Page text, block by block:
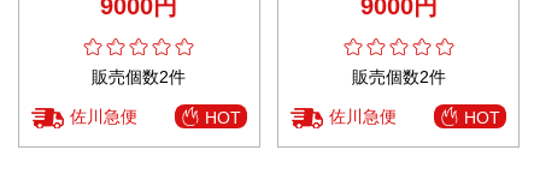
9000円
販売個数2件
佐川急便 HOT
9000円
販売個数2件
佐川急便 HOT